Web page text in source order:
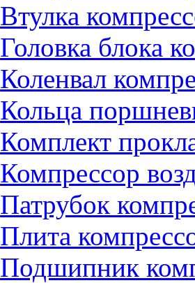
Втулка
Головка блока
Коленвал
Кольца
Комплект
Компрессор
Патрубок
Плита
Подшипник